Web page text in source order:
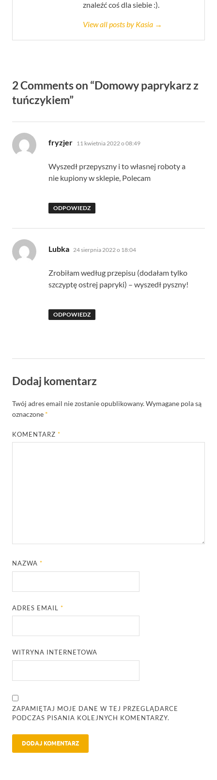
znaleźć coś dla siebie :).
View all posts by Kasia →
2 Comments on “Domowy paprykarz z
tuńczykiem”
fryzjer pisze:
11 kwietnia 2022 o 08:49
Wyszedł przepyszny i to własnej roboty a
nie kupiony w sklepie, Polecam
ODPOWIEDZ
Lubka pisze:
24 sierpnia 2022 o 18:04
Zrobiłam według przepisu (dodałam tylko
szczyptę ostrej papryki) – wyszedł pyszny!
ODPOWIEDZ
Dodaj komentarz
Twój adres email nie zostanie opublikowany.Wymagane pola są
oznaczone *
KOMENTARZ*
NAZWA*
ADRES EMAIL*
WITRYNA INTERNETOWA
ZAPAMIĘTAJ MOJE DANE W TEJ PRZEGLĄDARCE
PODCZAS PISANIA KOLEJNYCH KOMENTARZY.